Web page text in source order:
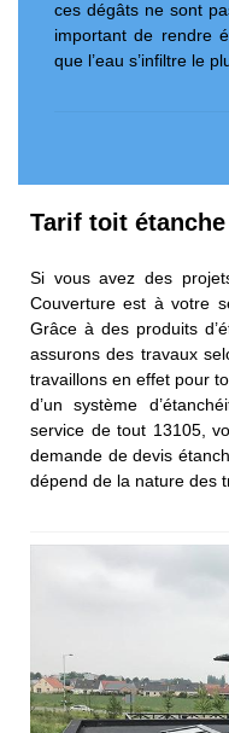
ces dégâts ne sont
important de rendre
que l’eau s’infiltre le
Tarif toit
Si vous avez des
Couverture est à votre
Grâce à des produits
assurons des travaux
travaillons en effet pour
d’un système
service de tout 13105,
demande de devis
dépend de la nature des